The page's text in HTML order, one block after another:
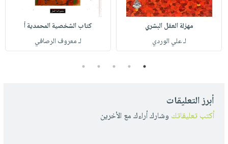
مهزلة العقل البشري
لـ علي الوردي
كتاب الشخصية المحمدية أ
لـ معروف الرصافي
1
2
3
4
5
أبرز التعليقات
أكتب تعليقاتك وشارك أراءك مع الأخرين